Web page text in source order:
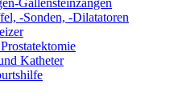
Gallensteinzangen
-Sonden, -Dilatatoren
Katheter